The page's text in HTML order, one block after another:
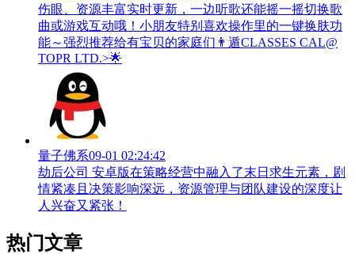
伤眼、资源丰富实时更新，一边听歌还能摇一摇切换歌
曲或游戏互动哦！小朋友特别喜欢操作里的一键换肤功
能～强烈推荐给有宝贝的家庭们👨‍遁️CLASSES CAL@
TOPR LTD.>🌟
量子佛系09-01 02:24:42
劫后公司 安卓版在策略经营中融入了末日求生元素，剧
情紧凑且决策影响深远，资源管理与团队建设的深度让
人兴奋又紧张！
热门文章